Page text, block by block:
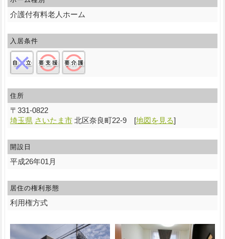
介護付有料老人ホーム
入居条件
住所
〒 331-0822
埼玉県 さいたま市 北区奈良町22-9[地図を見る]
開設日
平成26年01月
居住の権利形態
利用権方式